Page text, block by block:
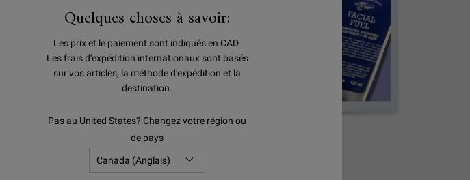
PROTECTION SOLAIRE
Quelques choses à savoir:
Les prix et le paiement sont indiqués en CAD.
Les frais d'expédition internationaux sont basés
sur vos articles, la méthode d'expédition et la
destination.
Pas au United States? Changez votre région ou
de pays